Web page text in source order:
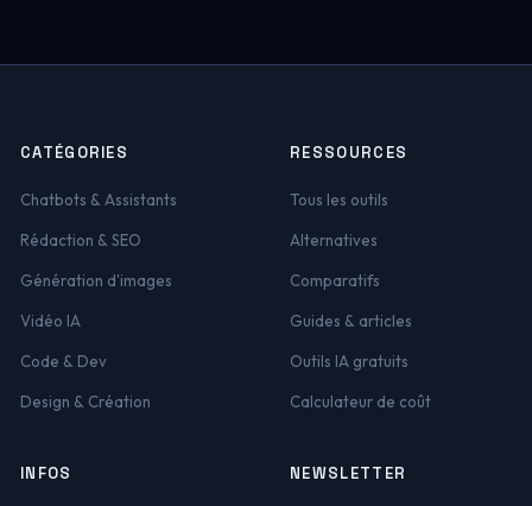
CATÉGORIES
Chatbots & Assistants
Rédaction & SEO
Génération d'images
Vidéo IA
Code & Dev
Design & Création
RESSOURCES
Tous les outils
Alternatives
Comparatifs
Guides & articles
Outils IA gratuits
Calculateur de coût
INFOS NEWSLETTER